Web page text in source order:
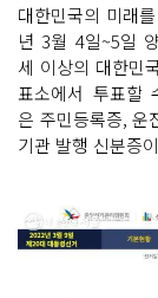
대한민국의 미래
년 3월 4일~5일
세 이상의 대한민
표소에서 투표할
은 주민등록증, 운
기관 발행 신분증